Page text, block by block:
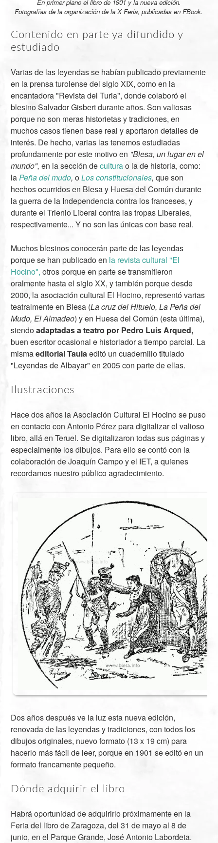
En primer plano el libro de 1901 y la nueva edición.
Fotografías de la organización de la X Feria, publicadas en FBook.
Contenido en parte ya difundido y
estudiado
Varias de las leyendas se habían publicado previamente
en la prensa turolense del siglo XIX, como en la
encantadora "Revista del Turia", donde colaboró el
blesino Salvador Gisbert durante años. Son valiosas
porque no son meras historietas y tradiciones, en
muchos casos tienen base real y aportaron detalles de
interés. De hecho, varias las tenemos estudiadas
profundamente por este motivo en "Blesa, un lugar en el
mundo", en la sección deculturao la de historia, como:
laPeña del mudo, oLos constitucionales, que son
hechos ocurridos en Blesa y Huesa del Común durante
la guerra de la Independencia contra los franceses, y
durante el Trienio Liberal contra las tropas Liberales,
respectivamente... Y no son las únicas con base real.
Muchos blesinos conocerán parte de las leyendas
porque se han publicado en la revista cultural "El
Hocino", otros porque en parte se transmitieron
oralmente hasta el siglo XX, y también porque desde
2000, la asociación cultural El Hocino, representó varias
teatralmente en Blesa (La cruz del Hituelo, La Peña del
Mudo, El Almadeo) y en Huesa del Común (esta última),
siendoadaptadas a teatro por Pedro Luis Arqued,
buen escritor ocasional e historiador a tiempo parcial. La
mismaeditorial Taulaeditó un cuadernillo titulado
"Leyendas de Albayar" en 2005 con parte de ellas.
Ilustraciones
Hace dos años la Asociación Cultural El Hocino se puso
en contacto con Antonio Pérez para digitalizar el valioso
libro, allá en Teruel. Se digitalizaron todas sus páginas y
especialmente los dibujos. Para ello se contó con la
colaboración de Joaquín Campo y el IET, a quienes
recordamos nuestro público agradecimiento.
Dos años después ve la luz esta nueva edición,
renovada de las leyendas y tradiciones, con todos los
dibujos originales, nuevo formato (13 x 19 cm) para
hacerlo más fácil de leer, porque en 1901 se editó en un
formato francamente pequeño.
Dónde adquirir el libro
Habrá oportunidad de adquirirlo próximamente en la
Feria del libro de Zaragoza, del 31 de mayo al 8 de
junio, en el Parque Grande, José Antonio Labordeta.